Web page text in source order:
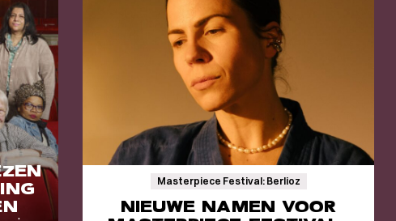
Masterpiece Festival: Berlioz
NIEUWE NAMEN VOOR